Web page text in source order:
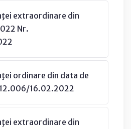
extraordinare din
Nr.
ordinare din data de
16.02.2022
extraordinare din